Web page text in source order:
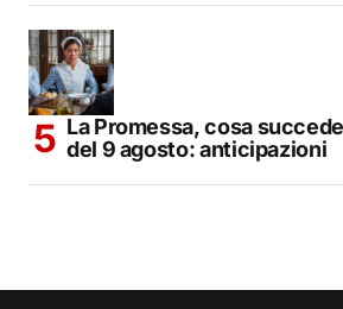
La Promessa, cosa
del 9 agosto: anticipazioni